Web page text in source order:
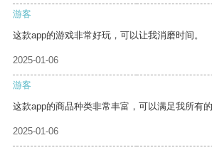
游客
这款app的游戏非常好玩，可以让我消磨时间。
2025-01-06
游客
这款app的商品种类非常丰富，可以满足我所有的
2025-01-06